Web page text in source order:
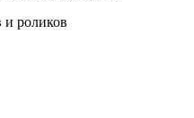
и роликов